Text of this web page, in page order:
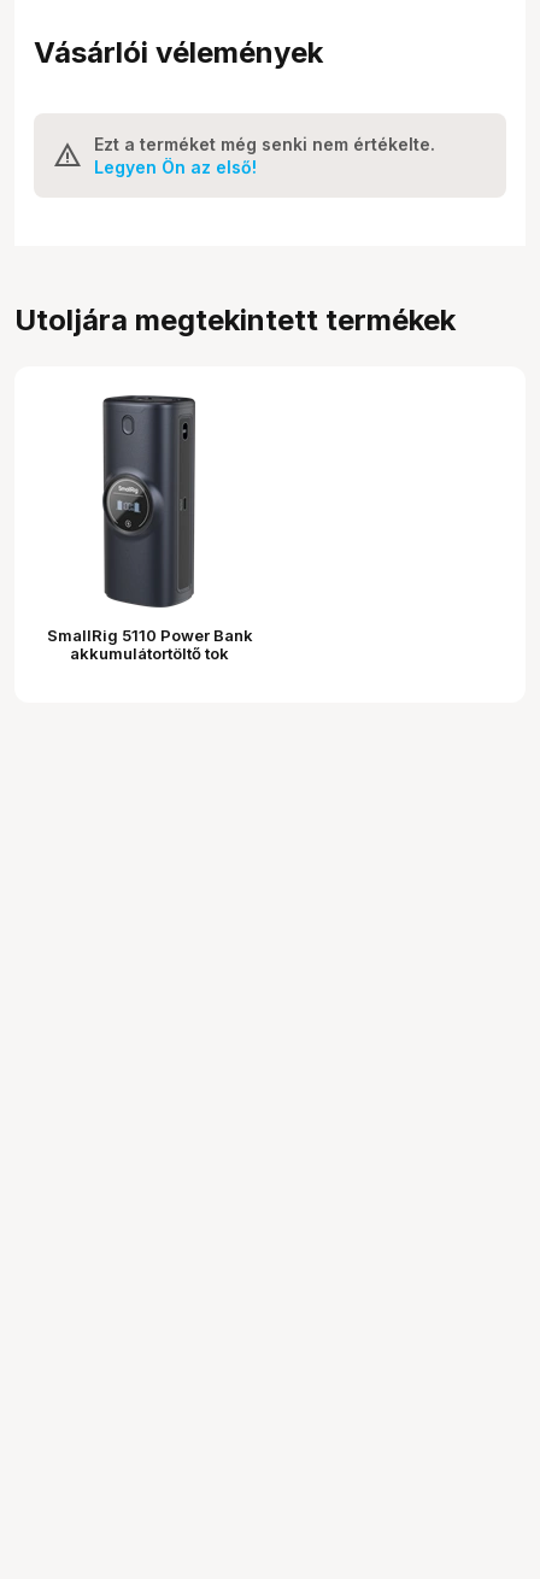
Vásárlói vélemények
Ezt a terméket még senki nem értékelte.
Legyen Ön az első!
Utoljára megtekintett termékek
SmallRig 5110 Power Bank
akkumulátortöltő tok